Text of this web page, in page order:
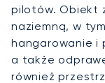
pilotów. Obiekt
naziemną, w
hangarowanie i
a także
również